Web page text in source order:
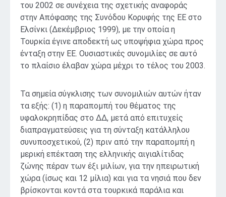
του 2002 σε συνέχεια της σχετικής αναφοράς
στην Απόφασης της Συνόδου Κορυφής της ΕΕ στο
Ελσίνκι (Δεκέμβριος 1999), με την οποία η
Τουρκία έγινε αποδεκτή ως υποψήφια χώρα προς
ένταξη στην ΕΕ. Ουσιαστικές συνομιλίες σε αυτό
το πλαίσιο έλαβαν χώρα μέχρι το τέλος του 2003.
Τα σημεία σύγκλισης των συνομιλιών αυτών ήταν
τα εξής: (1) η παραπομπή του θέματος της
υφαλοκρηπίδας στο ΔΔ, μετά από επιτυχείς
διαπραγματεύσεις για τη σύνταξη κατάλληλου
συνυποσχετικού, (2) πριν από την παραπομπή η
μερική επέκταση της ελληνικής αιγιαλίτιδας
ζώνης πέραν των έξι μιλίων, για την ηπειρωτική
χώρα (ίσως και 12 μίλια) και για τα νησιά που δεν
βρίσκονται κοντά στα τουρκικά παράλια και